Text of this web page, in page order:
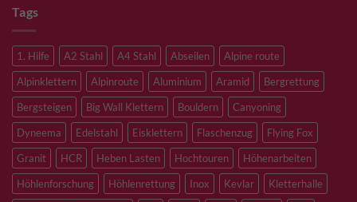
Tags
1. Hilfe A2 Stahl A4 Stahl Abseilen
Alpine route
Alpinklettern
Alpinroute Aluminium Aramid
Bergrettung
Bergsteigen
Big Wall Klettern Bouldern
Canyoning
Dyneema
Edelstahl Eisklettern Flaschenzug
Flying Fox
Granit
HCR Heben Lasten Hochtouren
Höhenarbeiten
Höhlenforschung
Höhlenrettung Inox Kevlar
Kletterhalle